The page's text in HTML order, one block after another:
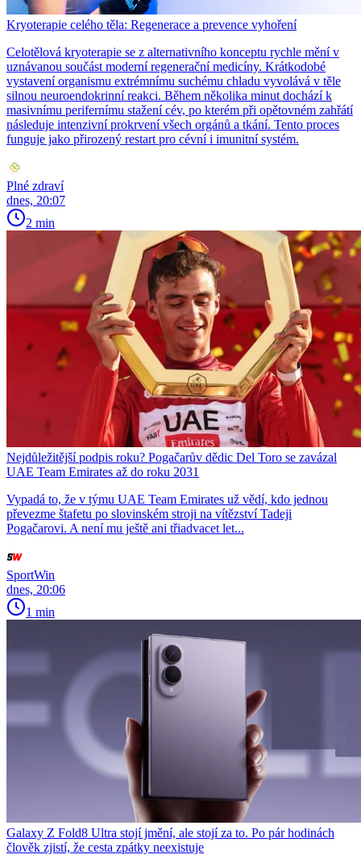
Kryoterapie celého těla: Regenerace a prevence vyhoření
Celotělová kryoterapie se z alternativního konceptu rychle mění v
uznávanou součást moderní regenerační medicíny. Krátkodobé
vystavení organismu extrémnímu suchému chladu vyvolává v těle
silnou neuroendokrinní reakci. Během několika minut dochází k
masivnímu perifernímu stažení cév, po kterém při opětovném zahřátí
následuje intenzivní prokrvení všech orgánů a tkání. Tento proces
funguje jako přirozený restart pro cévní i imunitní systém.
Plné zdraví
dnes, 20:07
2 min
Nejdůležitější podpis roku? Pogačarův dědic Del Toro se zavázal
UAE Team Emirates až do roku 2031
Vypadá to, že v týmu UAE Team Emirates už vědí, kdo jednou
převezme štafetu po slovinském stroji na vítězství Tadeji
Pogačarovi. A není mu ještě ani třiadvacet let...
SportWin
dnes, 20:06
1 min
Galaxy Z Fold8 Ultra stojí jmění, ale stojí za to. Po pár hodinách
člověk zjistí, že cesta zpátky neexistuje